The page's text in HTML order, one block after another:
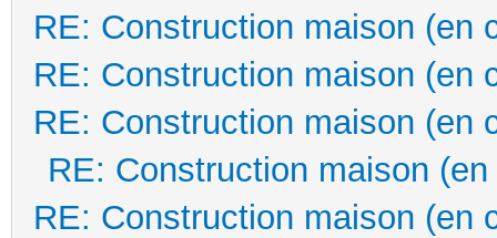
RE: Construction maison (en
RE: Construction maison (en
RE: Construction maison (en
RE: Construction maison
RE: Construction maison (en